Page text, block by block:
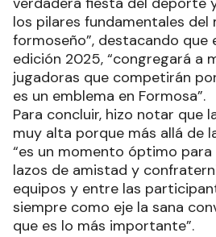
los pilares fundamentales del
formoseño”, destacando que
edición 2025, “congregará a
jugadoras que competirán
es un emblema en Formosa”.
Para concluir, hizo notar que
muy alta porque más allá de
“es un momento óptimo
lazos de amistad y
equipos y entre las
siempre como eje la sana
que es lo más importante”.